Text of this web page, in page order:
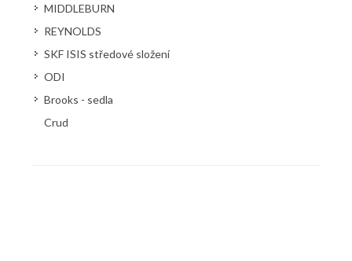
MIDDLEBURN
REYNOLDS
SKF ISIS středové složení
ODI
Brooks - sedla
Crud